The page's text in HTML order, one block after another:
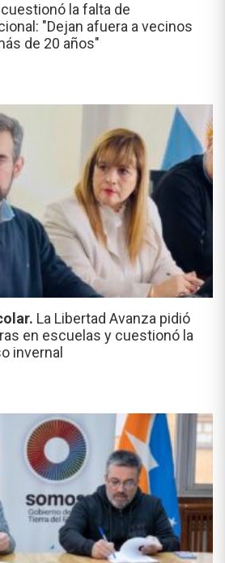
la falta de
"Dejan afuera a vecinos
de 20 años"
La Libertad Avanza pidió
en escuelas y cuestionó la
invernal